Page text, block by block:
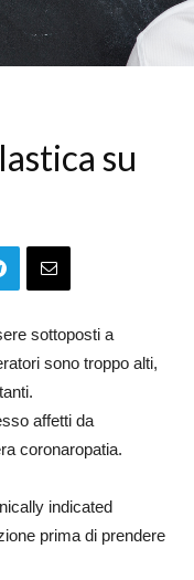
su
sottoposti a
sono troppo alti,
affetti da
coronaropatia.
indicated
prima di prendere